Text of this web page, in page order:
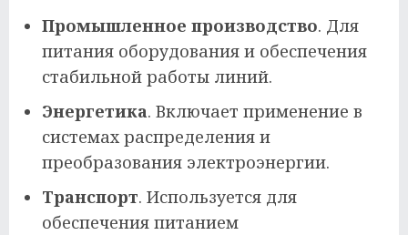
Промышленное производство. Для
питания оборудования и обеспечения
стабильной работы линий.
Энергетика. Включает применение в
системах распределения и
преобразования электроэнергии.
Транспорт. Используется для
обеспечения питанием